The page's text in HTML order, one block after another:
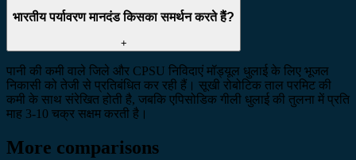
भारतीय पर्यावरण मानदंड किसका समर्थन करते हैं?
+
पानी की कमी वाले जिले और CPSU निविदाएं मॉड्यूल धुलाई के लिए भूजल
निकासी को तेजी से प्रतिबंधित कर रही हैं। सूखी रोबोटिक ताल परमिट की
कमी के साथ संरेखित होती है, जबकि एपिसोडिक गीली धुलाई की तुलना में प्रति
माह 3-10 चक्र सक्षम करती है।
More comparisons